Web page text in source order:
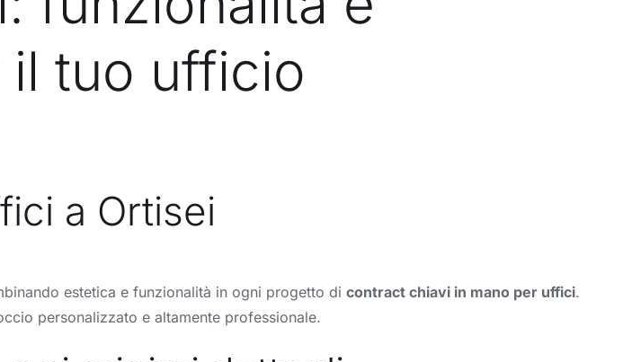
tuo ufficio
a Ortisei
estetica e funzionalità in ogni progetto di contract chiavi in mano per uffici.
personalizzato e altamente professionale.